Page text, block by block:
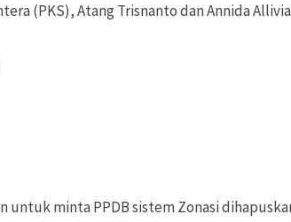
(PKS), Atang Trisnanto dan Annida
untuk minta PPDB sistem Zonasi